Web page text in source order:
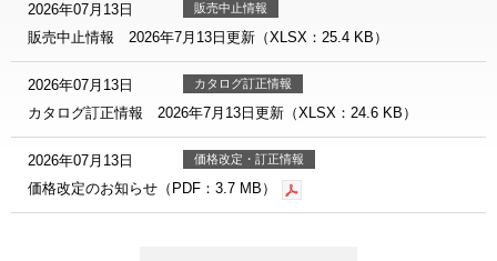
2026年07月13日 販売中止情報
販売中止情報 2026年7月13日更新（XLSX：25.4 KB）
2026年07月13日 カタログ訂正情報
カタログ訂正情報 2026年7月13日更新（XLSX：24.6 KB）
2026年07月13日 価格改定・訂正情報
価格改定のお知らせ（PDF：3.7 MB）